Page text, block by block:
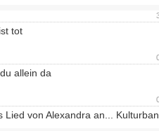
tot
allein da
Lied von Alexandra an...